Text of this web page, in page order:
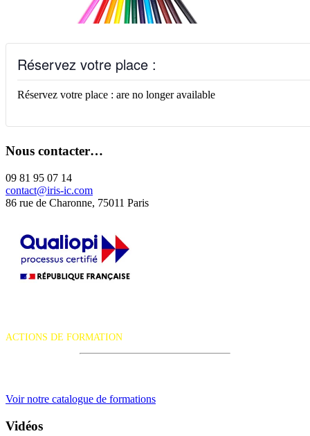
Réservez votre place :
Réservez votre place : are no longer available
Nous contacter…
09 81 95 07 14
contact@iris-ic.com
86 rue de Charonne, 75011 Paris
ACTIONS DE FORMATION
Voir notre catalogue de formations
Vidéos